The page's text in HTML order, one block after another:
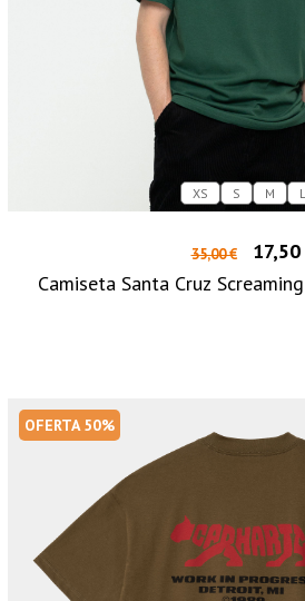
XS S M L
35,00 €
Camiseta Santa Cruz
OFERTA 50%